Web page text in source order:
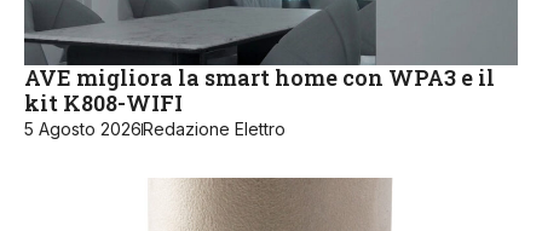
AVE migliora la smart home con WPA3 e il
kit K808-WIFI
5 Agosto 2026Redazione Elettro